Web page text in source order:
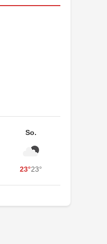
So.
23°23°